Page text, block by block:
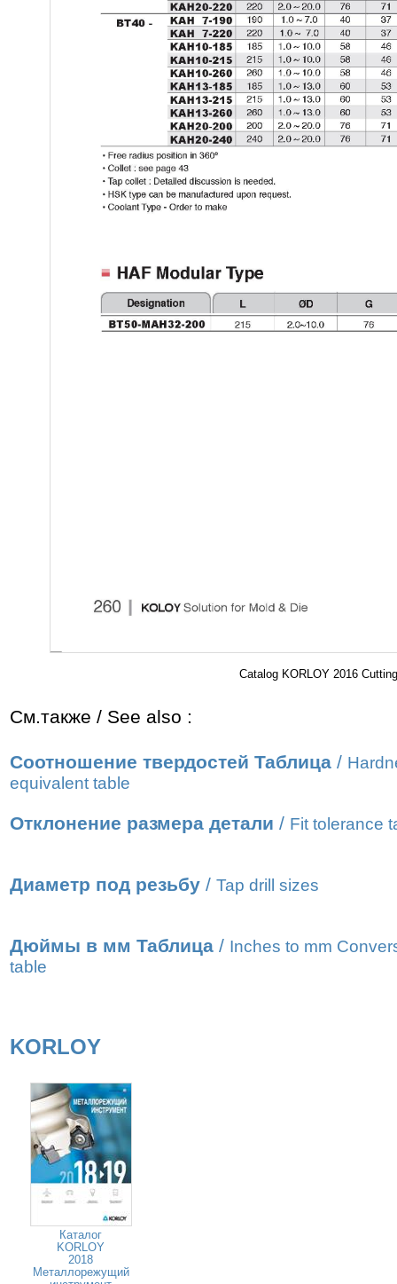
Catalog KORLOY 2016
См.также / See also :
Соотношение твердостей Таблица /
equivalent table
Отклонение размера детали / Fit tolerance
Диаметр под резьбу / Tap drill sizes
Дюймы в мм Таблица / Inches to mm
table
KORLOY
Каталог
KORLOY
2018
Металлорежущий